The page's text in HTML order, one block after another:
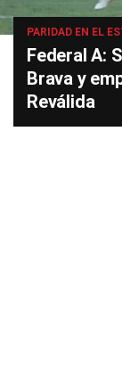
PARIDAD EN EL
Federal A:
Brava y
Reválida